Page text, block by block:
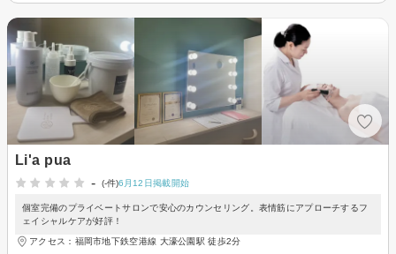
Li'a pua
-
(-件)6月12日掲載開始
個室完備のプライベートサロンで安心のカウンセリング。表情筋にアプローチするフ
ェイシャルケアが好評！
アクセス：福岡市地下鉄空港線 大濠公園駅 徒歩2分